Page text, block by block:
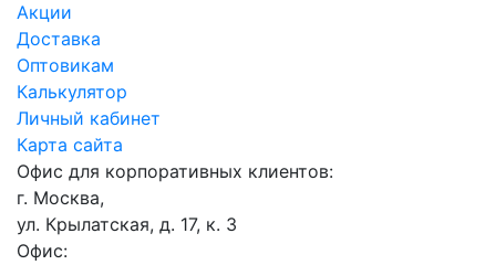
Акции
Доставка
Оптовикам
Калькулятор
Личный кабинет
Карта сайта
Офис для корпоративных клиентов:
г. Москва,
ул. Крылатская, д. 17, к. 3
Офис: